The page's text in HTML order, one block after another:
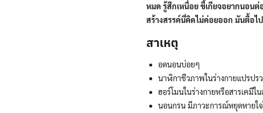
หมด รู้สึกเหนื่อย ขี้เกียจอยากนอน
สร้างสรรค์นี่คิดไม่ค่อยออก มันตื้อไ
สาเหตุ
อดนอนบ่อยๆ
นาฬิกาชีวภาพในร่างกายแปรปร
ฮอร์โมนในร่างกายหรือสารเคมีใ
นอนกรน มีภาวะการณ์หยุดหายใ